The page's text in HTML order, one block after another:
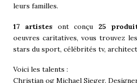
leurs familles.
17 artistes ont conçu 25
oeuvres caritatives, vous trouvez
stars du sport, célébrités tv,
Voici les talents :
Christian og Michael Sieger.